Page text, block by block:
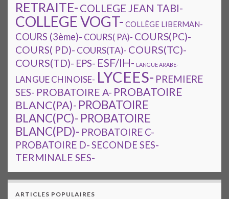
RETRAITE- COLLEGE JEAN TABI-
COLLEGE VOGT- COLLÈGE LIBERMAN-
COURS (3ème)- COURS( PA)- COURS(PC)-
COURS( PD)- COURS(TA)- COURS(TC)-
COURS(TD)- EPS- ESF/IH- LANGUE ARABE-
LANGUE CHINOISE- LYCEES- PREMIERE
SES- PROBATOIRE A- PROBATOIRE
BLANC(PA)- PROBATOIRE
BLANC(PC)- PROBATOIRE
BLANC(PD)- PROBATOIRE C-
PROBATOIRE D-SECONDE SES-
TERMINALE SES-
ARTICLES POPULAIRES